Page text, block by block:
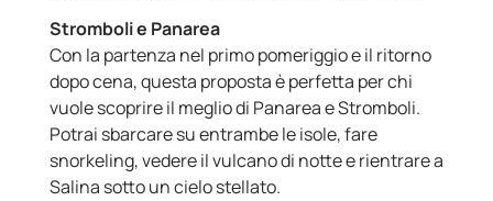
Stromboli e Panarea
Con la partenza nel primo pomeriggio e il ritorno
dopo cena, questa proposta è perfetta per chi
vuole scoprire il meglio di Panarea e Stromboli.
Potrai sbarcare su entrambe le isole, fare
snorkeling, vedere il vulcano di notte e rientrare a
Salina sotto un cielo stellato.